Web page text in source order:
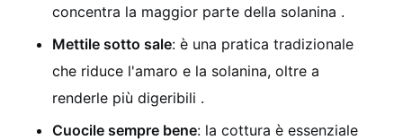
concentra la maggior parte della solanina .
Mettile sotto sale: è una pratica tradizionale
che riduce l'amaro e la solanina, oltre a
renderle più digeribili .
Cuocile sempre bene: la cottura è essenziale